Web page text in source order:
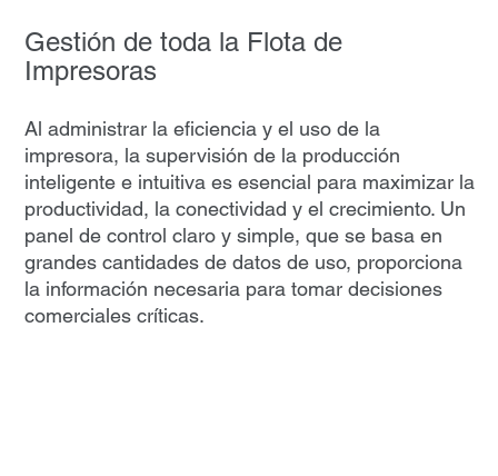
Gestión de toda la Flota de
Impresoras
Al administrar la eficiencia y el uso de la
impresora, la supervisión de la producción
inteligente e intuitiva es esencial para maximizar la
productividad, la conectividad y el crecimiento. Un
panel de control claro y simple, que se basa en
grandes cantidades de datos de uso, proporciona
la información necesaria para tomar decisiones
comerciales críticas.